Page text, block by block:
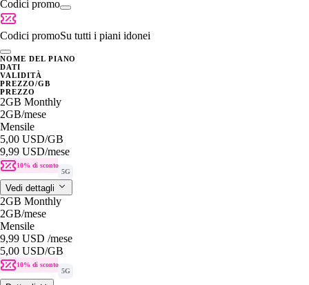
Codici promo
Codici promoSu tutti i piani idonei
NOME DEL PIANO
DATI
VALIDITÀ
PREZZO/GB
PREZZO
2GB Monthly
2GB/mese
Mensile
5,00 USD/GB
9,99 USD/mese
10% di sconto
5G
Vedi dettagli
2GB Monthly
2GB/mese
Mensile
9,99 USD /mese
5,00 USD/GB
10% di sconto
5G